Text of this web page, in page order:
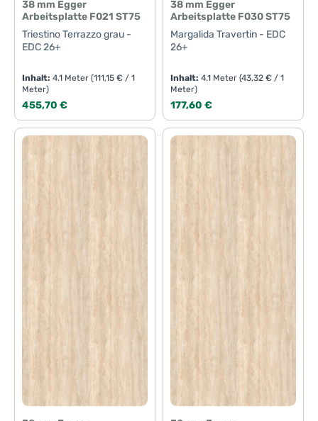
38 mm Egger
Arbeitsplatte F021 ST75
Triestino Terrazzo grau -
EDC 26+
Inhalt:4.1 Meter(111,15 € / 1
Meter)
Regulärer Preis:
455,70 €
38 mm Egger
Arbeitsplatte F030 ST75
Margalida Travertin - EDC
26+
Inhalt:4.1 Meter(43,32 € / 1
Meter)
Regulärer Preis:
177,60 €